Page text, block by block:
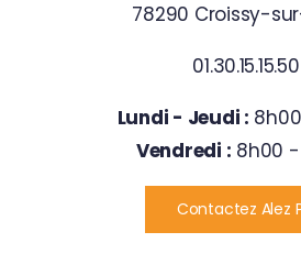
78290 Croissy-
01.30.15.15.50
Lundi - Jeudi :
Vendredi : 8h00 -
Contactez Alez